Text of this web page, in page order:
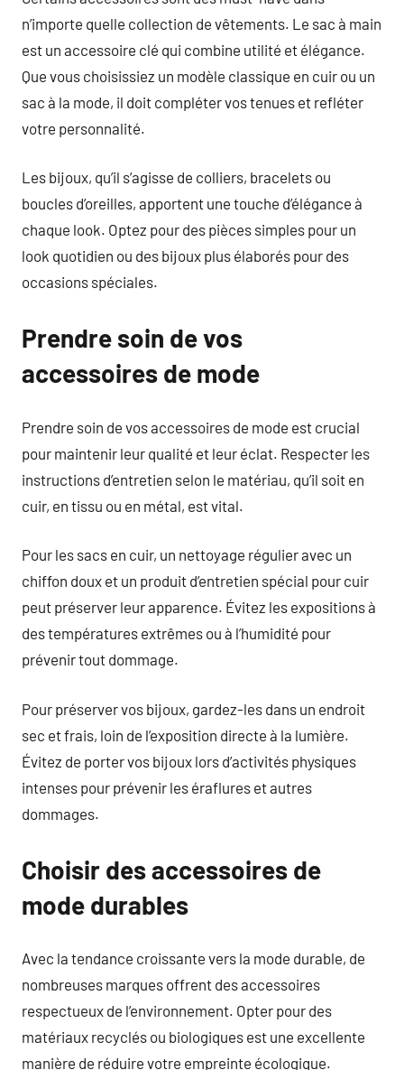
n’importe quelle collection de vêtements. Le sac à main
est un accessoire clé qui combine utilité et élégance.
Que vous choisissiez un modèle classique en cuir ou un
sac à la mode, il doit compléter vos tenues et refléter
votre personnalité.
Les bijoux, qu’il s’agisse de colliers, bracelets ou
boucles d’oreilles, apportent une touche d’élégance à
chaque look. Optez pour des pièces simples pour un
look quotidien ou des bijoux plus élaborés pour des
occasions spéciales.
Prendre soin de vos
accessoires de mode
Prendre soin de vos accessoires de mode est crucial
pour maintenir leur qualité et leur éclat. Respecter les
instructions d’entretien selon le matériau, qu’il soit en
cuir, en tissu ou en métal, est vital.
Pour les sacs en cuir, un nettoyage régulier avec un
chiffon doux et un produit d’entretien spécial pour cuir
peut préserver leur apparence. Évitez les expositions à
des températures extrêmes ou à l’humidité pour
prévenir tout dommage.
Pour préserver vos bijoux, gardez-les dans un endroit
sec et frais, loin de l’exposition directe à la lumière.
Évitez de porter vos bijoux lors d’activités physiques
intenses pour prévenir les éraflures et autres
dommages.
Choisir des accessoires de
mode durables
Avec la tendance croissante vers la mode durable, de
nombreuses marques offrent des accessoires
respectueux de l’environnement. Opter pour des
matériaux recyclés ou biologiques est une excellente
manière de réduire votre empreinte écologique.